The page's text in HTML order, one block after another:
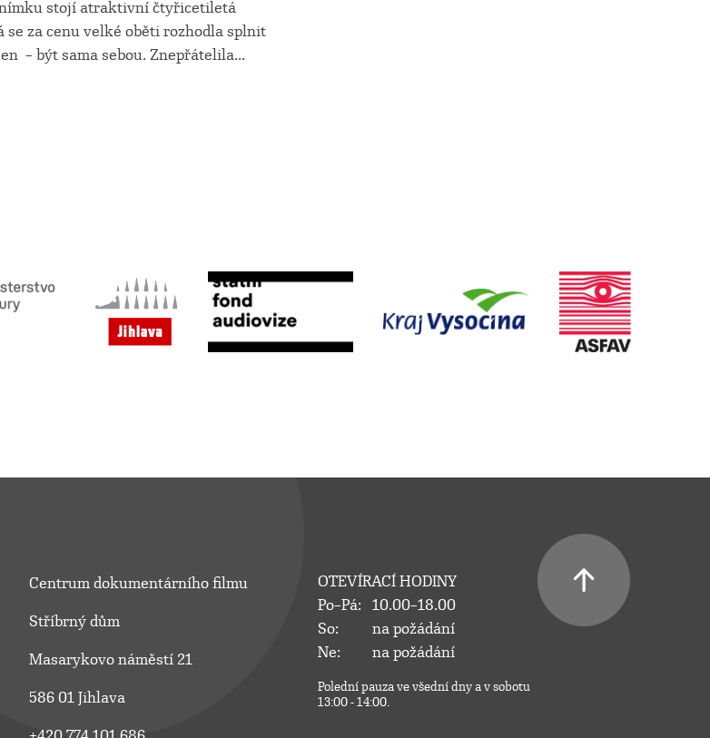
stojí atraktivní čtyřicetiletá
se za cenu velké oběti rozhodla splnit
– být sama sebou. Znepřátelila...
Centrum dokumentárního filmu
Stříbrný dům
Masarykovo náměstí 21
586 01 Jihlava
OTEVÍRACÍ HODINY
Po–Pá:
10.00–18.00
So:
na požádání
Ne:
na požádání
Polední pauza ve všední dny a v sobotu
13:00 - 14:00.